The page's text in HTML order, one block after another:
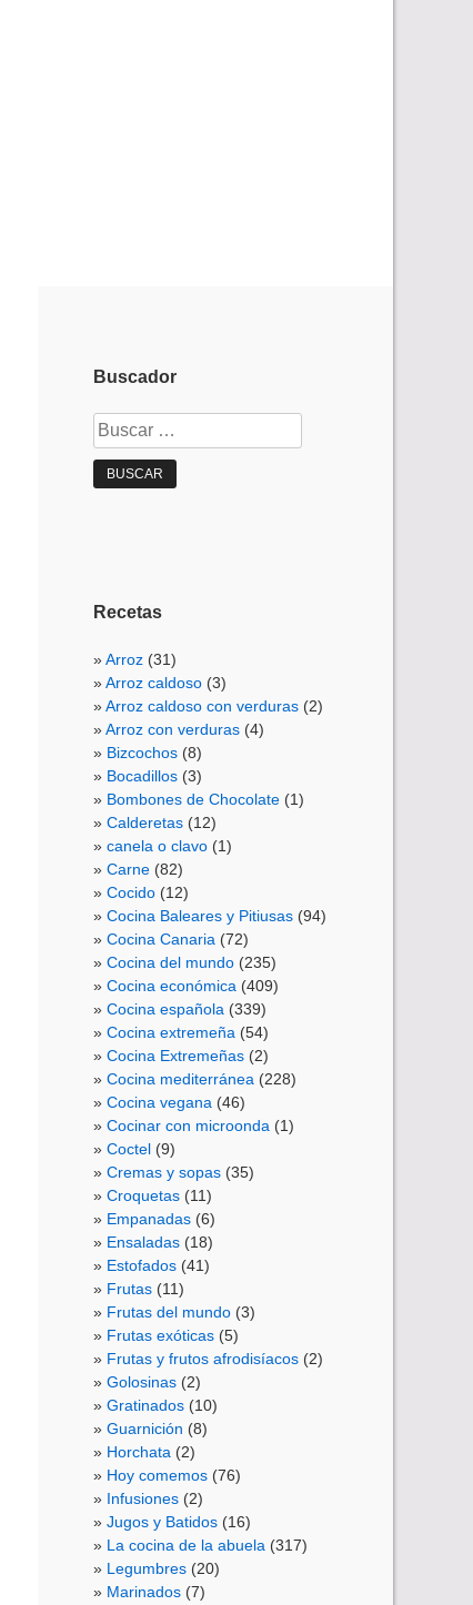
Buscador
Buscar:
Recetas
Arroz (31)
Arroz caldoso (3)
Arroz caldoso con verduras (2)
Arroz con verduras (4)
Bizcochos (8)
Bocadillos (3)
Bombones de Chocolate (1)
Calderetas (12)
canela o clavo (1)
Carne (82)
Cocido (12)
Cocina Baleares y Pitiusas (94)
Cocina Canaria (72)
Cocina del mundo (235)
Cocina económica (409)
Cocina española (339)
Cocina extremeña (54)
Cocina Extremeñas (2)
Cocina mediterránea (228)
Cocina vegana (46)
Cocinar con microonda (1)
Coctel (9)
Cremas y sopas (35)
Croquetas (11)
Empanadas (6)
Ensaladas (18)
Estofados (41)
Frutas (11)
Frutas del mundo (3)
Frutas exóticas (5)
Frutas y frutos afrodisíacos (2)
Golosinas (2)
Gratinados (10)
Guarnición (8)
Horchata (2)
Hoy comemos (76)
Infusiones (2)
Jugos y Batidos (16)
La cocina de la abuela (317)
Legumbres (20)
Marinados (7)